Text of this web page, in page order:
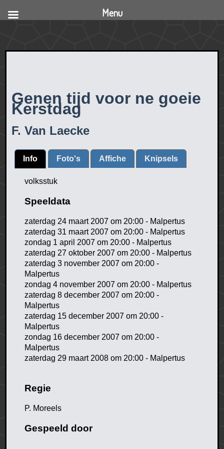
Genen tijd voor ne goeie
Kerstdag
F. Van Laecke
Info Foto's Affiche Knipsels
volksstuk
Speeldata
zaterdag 24 maart 2007 om 20:00 - Malpertus
zaterdag 31 maart 2007 om 20:00 - Malpertus
zondag 1 april 2007 om 20:00 - Malpertus
zaterdag 27 oktober 2007 om 20:00 - Malpertus
zaterdag 3 november 2007 om 20:00 -
Malpertus
zondag 4 november 2007 om 20:00 - Malpertus
zaterdag 8 december 2007 om 20:00 -
Malpertus
zaterdag 15 december 2007 om 20:00 -
Malpertus
zondag 16 december 2007 om 20:00 -
Malpertus
zaterdag 29 maart 2008 om 20:00 - Malpertus
Regie
P. Moreels
Gespeeld door
Menu